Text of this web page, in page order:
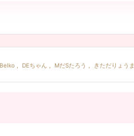
Belko , DEちゃん , MだSたろう , きただりょうま